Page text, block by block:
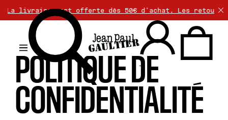
est offerte dès 50€ d'achat. Les retours sont
.
POLITIQUE DE
CONFIDENTIALITÉ